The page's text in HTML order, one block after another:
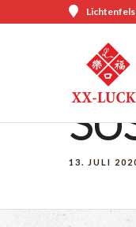
13. JULI